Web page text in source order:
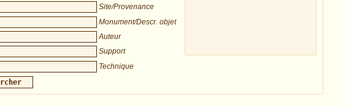
Site/Provenance
Monument/Descr. objet
Auteur
Support
Technique